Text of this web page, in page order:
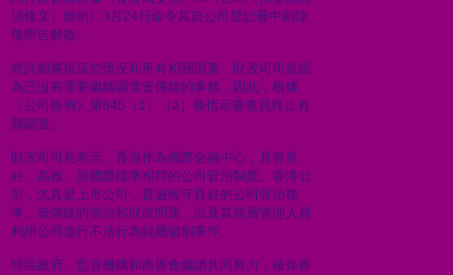
項條文）條例》3月24日命令其自公司登記冊中剔除
後即告解散。
經詳細審視這些情況和所有相關因素，財政司司長認
為已沒有需要繼續調查壹傳媒的事務，因此，根據
《公司條例》第845（1）（a）條指示審查員終止有
關調查。
財政司司長表示，香港作為國際金融中心，具有良
好、高效、與國際標準相符的公司管治制度。香港公
司，尤其是上市公司，普遍恪守良好的公司管治標
準。壹傳媒的管治和財政問題，以及其高層管理人員
利用公司進行不法行為純屬個別事件。
特區政府、監管機構和商界會繼續共同努力，確保香